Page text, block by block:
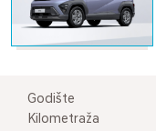
Godište
Kilometraža